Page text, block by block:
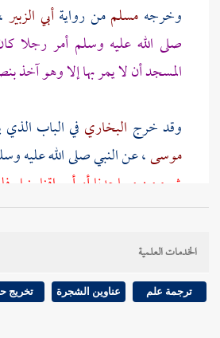
وخرجه مسلممن روايةأبي الزبير
صلى الله عليه وسلم أمر رجلا
المسجد أن لا يمر بها إلا وهو آخذ
وقد خرج البخاري في الباب
موسى، عن النبي صلى الله عليه
شيء من مساجدنا أو أسواقنا بنبل
يعقر بكفه مسلما".
وخرجه
الخدمات العلمية
ترجمة علم عناوين الشجرة تخريج